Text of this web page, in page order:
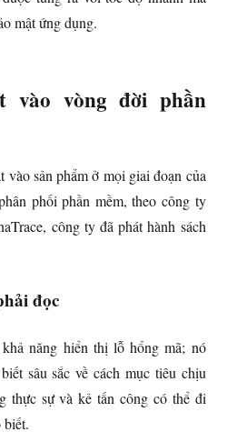
mật ứng dụng.
vào vòng đời phần
vào sản phẩm ở mọi giai đoạn của
phối phần mềm, theo công ty
công ty đã phát hành sách
đọc
năng hiển thị lỗ hổng mã; nó
sâu sắc về cách mục tiêu chịu
thực sự và kẻ tấn công có thể đi
biết.